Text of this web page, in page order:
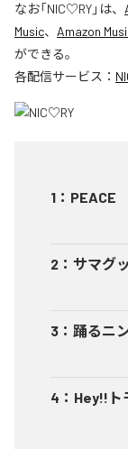
なお「NIC♡RY」は、
Music、 Amazon
ができる。
各配信サービス：
1 ： PEACE
2 ： サマグ
3 ： 踊るニ
4 ： Hey!!